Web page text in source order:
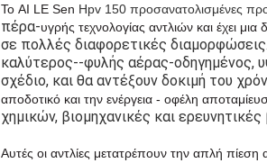
Το AI LE Sen Hpv 150 προσανατολισμένες
πέρα-υγρής τεχνολογίας αντλιών και έχει μια
σε πολλές διαφορετικές διαμορφώσεις.
καλύτερος--φυλής αέρας-οδηγημένος,
σχέδιο, και θα αντέξουν δοκιμή του
αποδοτικό και την ενέργεια - οφέλη
χημικών, βιομηχανικές και ερευνητικές
Αυτές οι αντλίες μετατρέπουν την απλή